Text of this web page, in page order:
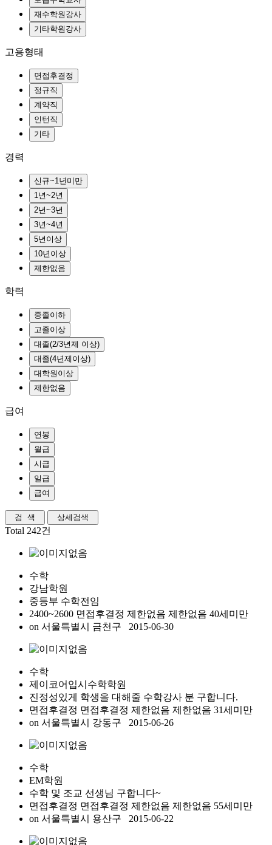
고용형태
경력
학력
급여
Total 242건
수학
강남학원
중등부 수학전임
2400~2600 면접후결정 제한없음 제한없음 40세미만
on 서울특별시 금천구 2015-06-30
수학
제이코어입시수학학원
진정성있게 학생을 대해줄 수학강사 분 구합니다.
면접후결정 면접후결정 제한없음 제한없음 31세미만
on 서울특별시 강동구 2015-06-26
수학
EM학원
수학 및 조교 선생님 구합니다~
면접후결정 면접후결정 제한없음 제한없음 55세미만
on 서울특별시 용산구 2015-06-22